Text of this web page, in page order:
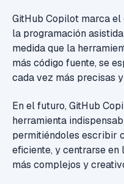
GitHub Copilot marca el
la programación
medida que la
más código fuente, se
cada vez más precisas
En el futuro, GitHub
herramienta
permitiéndoles escribir
eficiente, y centrarse
más complejos y